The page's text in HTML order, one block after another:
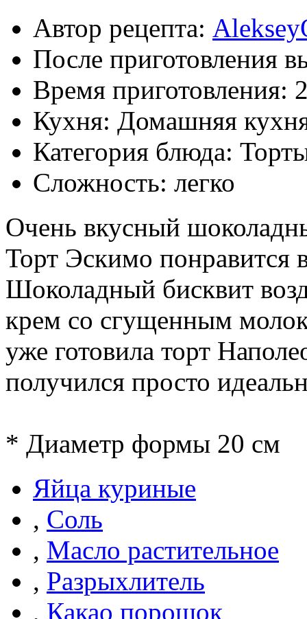
Автор рецепта:
После приготовления
Время приготовления:
Кухня: Домашняя
Категория блюда:
Сложность: легко
Очень вкусный
Торт Эскимо понравится
Шоколадный бисквит
крем со сгущенным
уже готовила торт
получился просто
* Диаметр формы 20 см
Яйца куриные
, Соль
, Масло растительное
, Разрыхлитель
, Какао порошок